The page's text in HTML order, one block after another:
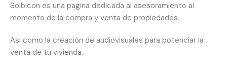
Solbicon es una pagina dedicada al asesoramiento al
momento de la compra y venta de propiedades.
Asi como la creación de audiovisuales para potenciar la
venta de tu vivienda.